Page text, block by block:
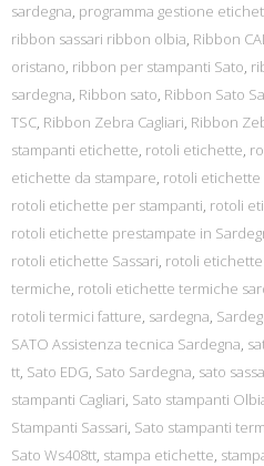
sardegna, programma gestione
ribbon sassari ribbon olbia, Ribbon
oristano, ribbon per stampanti Sato,
sardegna, Ribbon sato, Ribbon Sato
TSC, Ribbon Zebra Cagliari, Ribbon
stampanti etichette, rotoli etichette,
etichette da stampare, rotoli etichette
rotoli etichette per stampanti, rotoli
rotoli etichette prestampate in
rotoli etichette Sassari, rotoli
termiche, rotoli etichette termiche
rotoli termici fatture, sardegna,
SATO Assistenza tecnica Sardegna,
tt, Sato EDG, Sato Sardegna, sato
stampanti Cagliari, Sato stampanti
Stampanti Sassari, Sato stampanti
Sato Ws408tt, stampa etichette,